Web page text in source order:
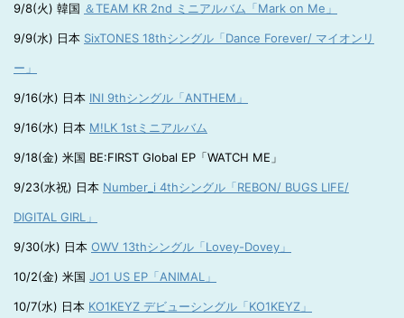
9/8(火) 韓国 ＆TEAM KR 2nd ミニアルバム「Mark on Me」
9/9(水) 日本 SixTONES 18thシングル「Dance Forever/ マイオンリ
ー」
9/16(水) 日本 INI 9thシングル「ANTHEM」
9/16(水) 日本 M!LK 1stミニアルバム
9/18(金) 米国 BE:FIRST Global EP「WATCH ME」
9/23(水祝) 日本 Number_i 4thシングル「REBON/ BUGS LIFE/
DIGITAL GIRL」
9/30(水) 日本 OWV 13thシングル「Lovey-Dovey」
10/2(金) 米国 JO1 US EP「ANIMAL」
10/7(水) 日本 KO1KEYZ デビューシングル「KO1KEYZ」